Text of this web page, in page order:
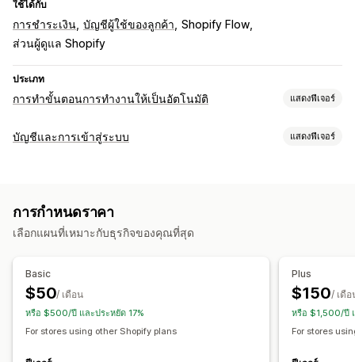
ใช้ได้กับ
การชำระเงิน บัญชีผู้ใช้ของลูกค้า Shopify Flow
ส่วนผู้ดูแล Shopify
ประเภท
การทำขั้นตอนการทำงานให้เป็นอัตโนมัติ แสดงฟีเจอร์
งานอัตโนมัติ
ตรรกะแบบมีเงื่อนไข
เวิร์กโฟลว์ที่กำหนดเอง
บัญชีและการเข้าสู่ระบบ แสดงฟีเจอร์
การควบคุมการเข้าถึง
จำกัดการเข้าถึง ซ่อนเนื้อหา
การกำหนดราคา
เลือกแผนที่เหมาะกับธุรกิจของคุณที่สุด
Basic
$50/ เดือน
หรือ $500/ปี และประหยัด 17%
For stores using other Shopify plans
Plus
$150/ เดือ
หรือ $1,500/ปี
For stores